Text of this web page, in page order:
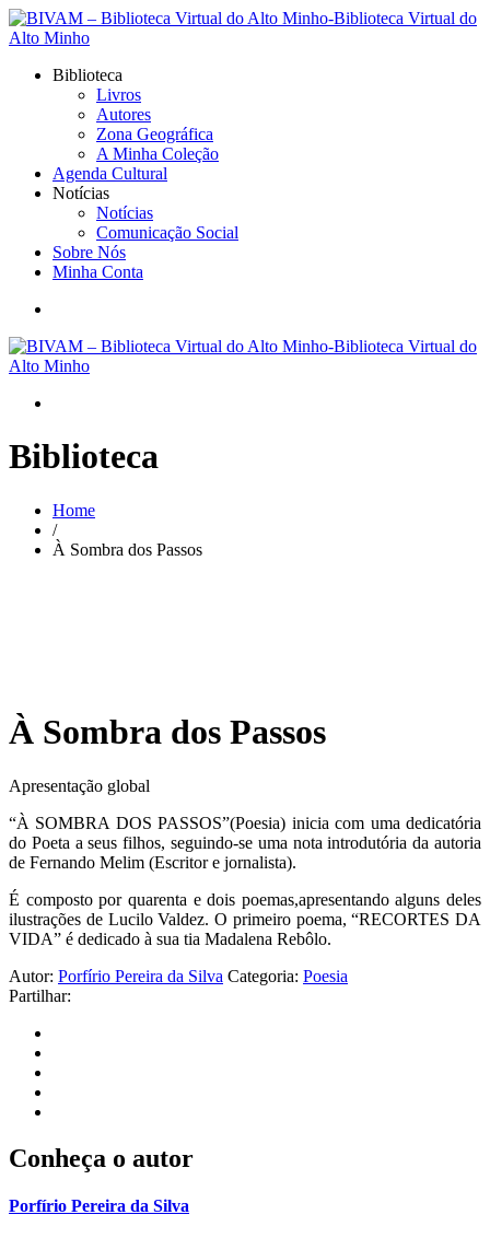
Biblioteca
Livros
Autores
Zona Geográfica
A Minha Coleção
Agenda Cultural
Notícias
Notícias
Comunicação Social
Sobre Nós
Minha Conta
Biblioteca
Home
/
À Sombra dos Passos
À Sombra dos Passos
Apresentação global
“À SOMBRA DOS PASSOS”(Poesia) inicia com uma dedicatória
do Poeta a seus filhos, seguindo-se uma nota introdutória da autoria
de Fernando Melim (Escritor e jornalista).
É composto por quarenta e dois poemas,apresentando alguns deles
ilustrações de Lucilo Valdez. O primeiro poema, “RECORTES DA
VIDA” é dedicado à sua tia Madalena Rebôlo.
Autor: Porfírio Pereira da Silva Categoria: Poesia
Partilhar:
Conheça o autor
Porfírio Pereira da Silva